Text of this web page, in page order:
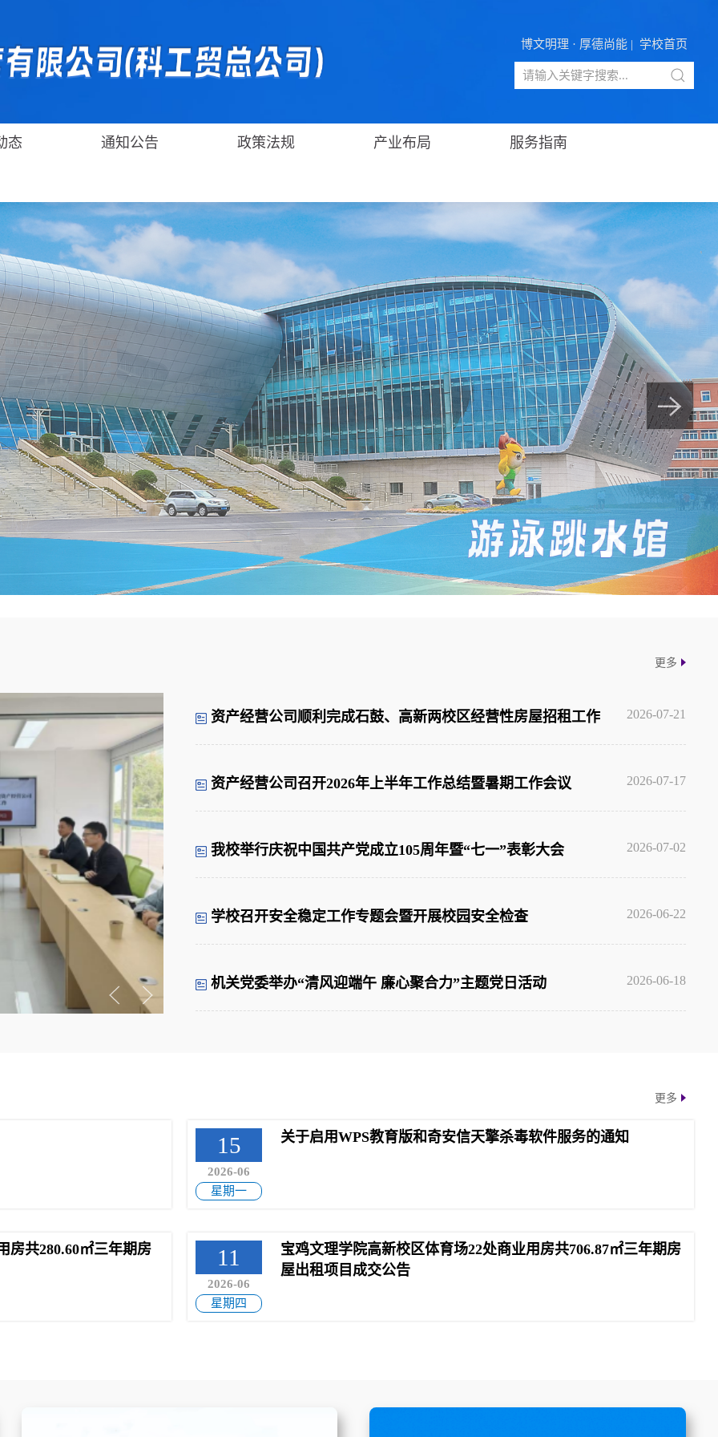
学校首页
博文明理 · 厚德尚能 |
态 通知公告 政策法规 产业布局 服务指南
更多
资产经营公司顺利完成石鼓、高新两校区经营性房屋招租工作 2026-07-21
资产经营公司召开2026年上半年工作总结暨暑期工作会议 2026-07-17
我校举行庆祝中国共产党成立105周年暨“七一”表彰大会 2026-07-02
学校召开安全稳定工作专题会暨开展校园安全检查 2026-06-22
机关党委举办“清风迎端午 廉心聚合力”主题党日活动 2026-06-18
更多
15
2026-06
星期一
关于启用WPS教育版和奇安信天擎杀毒软件服务的通知
房共280.60㎡三年期房 11
2026-06
星期四
宝鸡文理学院高新校区体育场22处商业用房共706.87㎡三年期房
屋出租项目成交公告